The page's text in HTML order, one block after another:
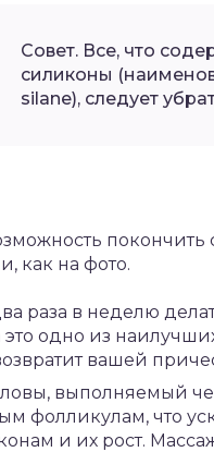
Совет. Все, что
силиконы
silane), следует
как на фото.
раза в неделю
это одно из
вашей
выполняемый
фолликулам, что
и их рост.